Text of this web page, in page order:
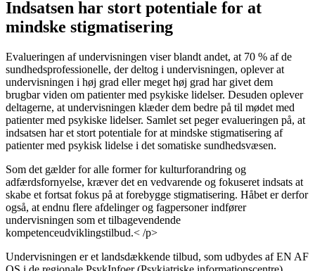
Indsatsen har stort potentiale for at
mindske stigmatisering
Evalueringen af undervisningen viser blandt andet, at 70 % af de
sundhedsprofessionelle, der deltog i undervisningen, oplever at
undervisningen i høj grad eller meget høj grad har givet dem
brugbar viden om patienter med psykiske lidelser. Desuden oplever
deltagerne, at undervisningen klæder dem bedre på til mødet med
patienter med psykiske lidelser. Samlet set peger evalueringen på, at
indsatsen har et stort potentiale for at mindske stigmatisering af
patienter med psykisk lidelse i det somatiske sundhedsvæsen.
Som det gælder for alle former for kulturforandring og
adfærdsfornyelse, kræver det en vedvarende og fokuseret indsats at
skabe et fortsat fokus på at forebygge stigmatisering. Håbet er derfor
også, at endnu flere afdelinger og fagpersoner indfører
undervisningen som et tilbagevendende
kompetenceudviklingstilbud.< /p>
Undervisningen er et landsdækkende tilbud, som udbydes af EN AF